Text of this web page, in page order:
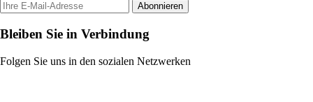
Abonnieren
Bleiben Sie in Verbindung
Folgen Sie uns in den sozialen Netzwerken